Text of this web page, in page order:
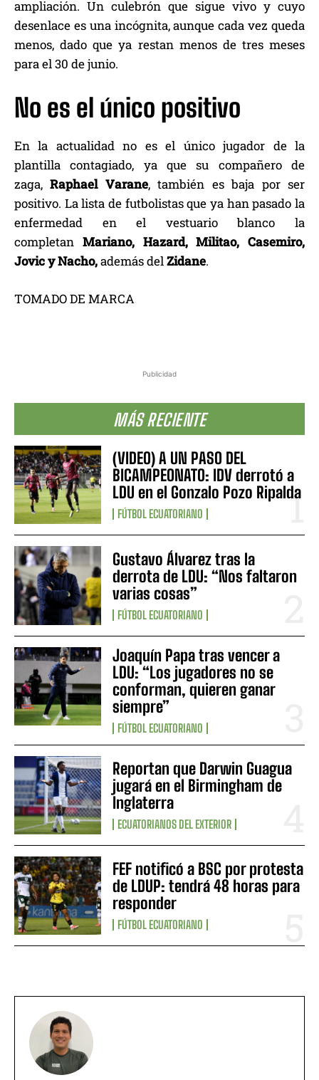
Publicidad
MÁS RECIENTE
(VIDEO) A UN PASO DEL
BICAMPEONATO: IDV derrotó a
LDU en el Gonzalo Pozo Ripalda
FÚTBOL ECUATORIANO
Gustavo Álvarez tras la
derrota de LDU: “Nos faltaron
varias cosas”
FÚTBOL ECUATORIANO
Joaquín Papa tras vencer a
LDU: “Los jugadores no se
conforman, quieren ganar
siempre”
FÚTBOL ECUATORIANO
Reportan que Darwin Guagua
jugará en el Birmingham de
Inglaterra
ECUATORIANOS DEL EXTERIOR
FEF notificó a BSC por protesta
de LDUP: tendrá 48 horas para
responder
FÚTBOL ECUATORIANO
ampliación. Un culebrón que sigue vivo y cuyo
desenlace es una incógnita, aunque cada vez queda
menos, dado que ya restan menos de tres meses
para el 30 de junio.
No es el único positivo
En la actualidad no es el único jugador de la
plantilla contagiado, ya que su compañero de
zaga,Raphael Varane, también es baja por ser
positivo. La lista de futbolistas que ya han pasado la
enfermedad en el vestuario blanco la
completan Mariano, Hazard, Militao, Casemiro,
Jovic y Nacho,además delZidane.
TOMADO DE MARCA